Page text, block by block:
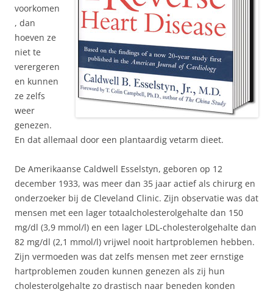
voorkomen
, dan
hoeven ze
niet te
verergeren
en kunnen
ze zelfs
weer
genezen.
En dat allemaal door een plantaardig vetarm dieet.
De Amerikaanse Caldwell Esselstyn, geboren op 12
december 1933, was meer dan 35 jaar actief als chirurg en
onderzoeker bij de Cleveland Clinic. Zijn observatie was dat
mensen met een lager totaalcholesterolgehalte dan 150
mg/dl (3,9 mmol/l) en een lager LDL-cholesterolgehalte dan
82 mg/dl (2,1 mmol/l) vrijwel nooit hartproblemen hebben.
Zijn vermoeden was dat zelfs mensen met zeer ernstige
hartproblemen zouden kunnen genezen als zij hun
cholesterolgehalte zo drastisch naar beneden konden